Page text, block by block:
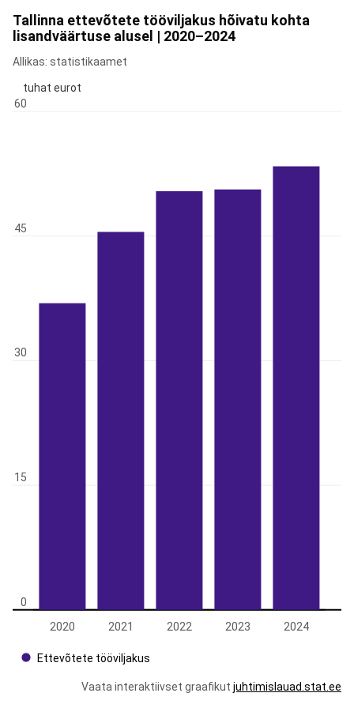
Tallinna ettevõtete tööviljakus hõivatu kohta
lisandväärtuse alusel | 2020–2024
Allikas: statistikaamet
2020 2021 2022 2023 2024
0
15
30
45
60
tuhat eurot
Ettevõtete tööviljakus
Vaata interaktiivset graafikut juhtimislauad.stat.ee